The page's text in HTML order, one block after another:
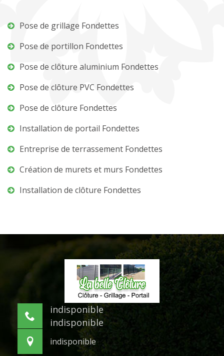
Pose de grillage Fondettes
Pose de portillon Fondettes
Pose de clôture aluminium Fondettes
Pose de clôture PVC Fondettes
Pose de clôture Fondettes
Installation de portail Fondettes
Entreprise de terrassement Fondettes
Création de murets et murs Fondettes
Installation de clôture Fondettes
indisponible
indisponible
indisponible